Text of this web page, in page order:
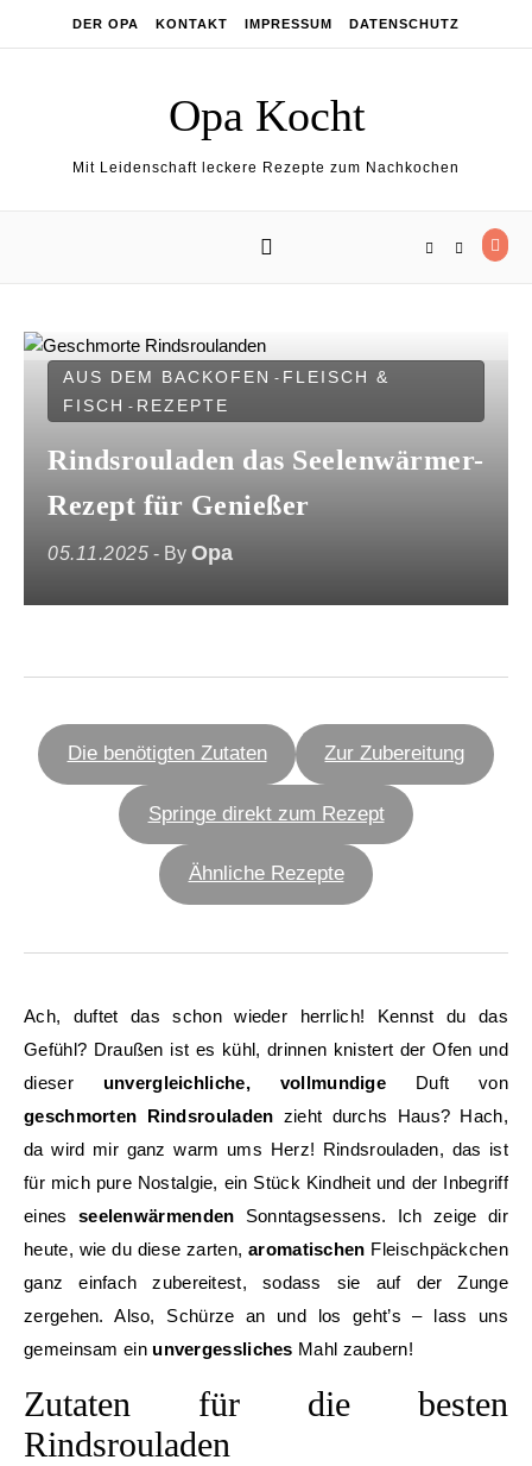
DER OPA KONTAKT IMPRESSUM DATENSCHUTZ
Opa Kocht
Mit Leidenschaft leckere Rezepte zum Nachkochen
AUS DEM BACKOFEN - FLEISCH &
FISCH - REZEPTE
Rindsrouladen das Seelenwärmer-
Rezept für Genießer
05.11.2025 - By Opa
Die benötigten Zutaten Zur Zubereitung
Springe direkt zum Rezept
Ähnliche Rezepte
Ach, duftet das schon wieder herrlich! Kennst du das
Gefühl? Draußen ist es kühl, drinnen knistert der Ofen und
dieser unvergleichliche, vollmundige Duft von
geschmorten Rindsrouladen zieht durchs Haus? Hach,
da wird mir ganz warm ums Herz! Rindsrouladen, das ist
für mich pure Nostalgie, ein Stück Kindheit und der Inbegriff
eines seelenwärmenden Sonntagsessens. Ich zeige dir
heute, wie du diese zarten,aromatischen Fleischpäckchen
ganz einfach zubereitest, sodass sie auf der Zunge
zergehen. Also, Schürze an und los geht’s – lass uns
gemeinsam ein unvergessliches Mahl zaubern!
Zutaten für die besten
Rindsrouladen